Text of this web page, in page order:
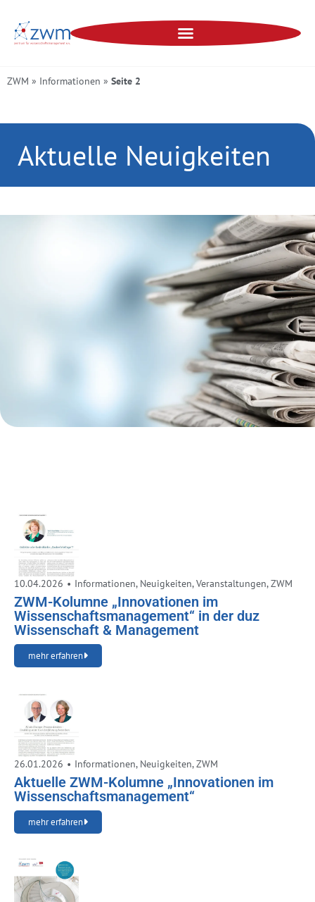
ZWM » Informationen » Seite 2
Aktuelle Neuigkeiten
10.04.2026 • Informationen, Neuigkeiten,Veranstaltungen,ZWM
ZWM-Kolumne „Innovationen im
Wissenschaftsmanagement“ in der duz
Wissenschaft & Management
mehr erfahren
26.01.2026 • Informationen, Neuigkeiten,ZWM
Aktuelle ZWM-Kolumne „Innovationen im
Wissenschaftsmanagement“
mehr erfahren